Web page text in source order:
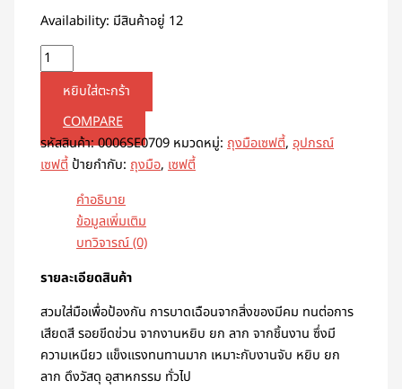
Availability: มีสินค้าอยู่ 12
หยิบใส่ตะกร้า
COMPARE
รหัสสินค้า:0006SE0709 หมวดหมู่:ถุงมือเซฟตี้,อุปกรณ์
เซฟตี้ ป้ายกำกับ:ถุงมือ,เซฟตี้
คำอธิบาย
ข้อมูลเพิ่มเติม
บทวิจารณ์ (0)
รายละเอียดสินค้า
สวมใส่มือเพื่อป้องกัน การบาดเฉือนจากสิ่งของมีคม ทนต่อการ
เสียดสี รอยขีดข่วน จากงานหยิบ ยก ลาก จากชิ้นงาน ซึ่งมี
ความเหนียว แข็งแรงทนทานมาก เหมาะกับงานจับ หยิบ ยก
ลาก ดึงวัสดุ อุสาหกรรม ทั่วไป